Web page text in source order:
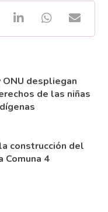
ONU despliegan
de las niñas
construcción del
Comuna 4